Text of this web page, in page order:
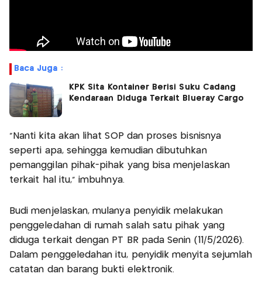
Baca Juga :
KPK Sita Kontainer Berisi Suku Cadang
Kendaraan Diduga Terkait Blueray Cargo
“Nanti kita akan lihat SOP dan proses bisnisnya
seperti apa, sehingga kemudian dibutuhkan
pemanggilan pihak-pihak yang bisa menjelaskan
terkait hal itu,” imbuhnya.
Budi menjelaskan, mulanya penyidik melakukan
penggeledahan di rumah salah satu pihak yang
diduga terkait dengan PT BR pada Senin (11/5/2026).
Dalam penggeledahan itu, penyidik menyita sejumlah
catatan dan barang bukti elektronik.